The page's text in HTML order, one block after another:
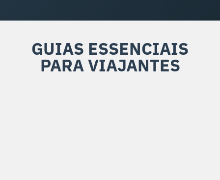
GUIAS ESSENCIAIS
PARA VIAJANTES